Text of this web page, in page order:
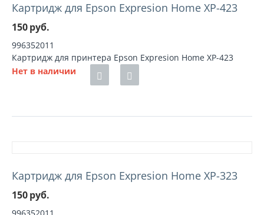
Картридж для Epson Expresion Home XP-423
150руб.
996352011
Картридж для принтера Epson Expresion Home XP-423
Нет в наличии
Картридж для Epson Expresion Home XP-323
150руб.